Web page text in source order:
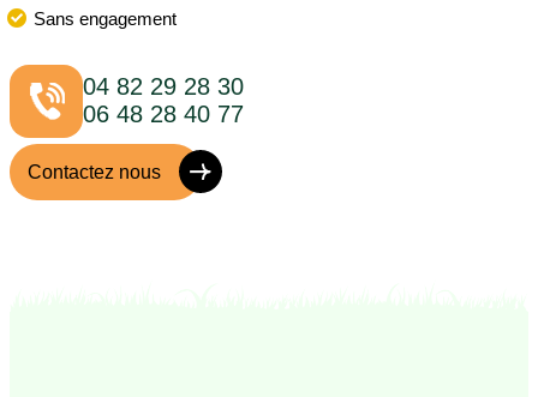
Sans engagement
04 82 29 28 30
06 48 28 40 77
Contactez nous